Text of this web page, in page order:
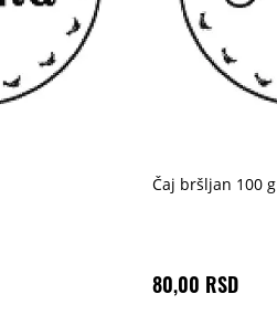
Čaj bršljan 100 g
80,00 RSD